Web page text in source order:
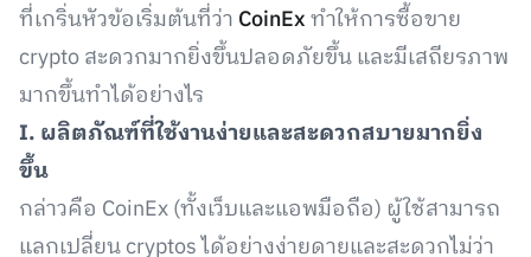
ที่เกริ่นหัวข้อเริ่มต้นที่ว่า CoinExทำให้การซื้อขาย
crypto สะดวกมากยิ่งขึ้นปลอดภัยขึ้น และมีเสถียรภาพ
มากขึ้นทำได้อย่างไร
I. ผลิตภัณฑ์ที่ใช้งานง่ายและสะดวกสบายมากยิ่ง
ขึ้น
กล่าวคือ CoinEx (ทั้งเว็บและแอพมือถือ) ผู้ใช้สามารถ
แลกเปลี่ยน cryptos ได้อย่างง่ายดายและสะดวกไม่ว่า